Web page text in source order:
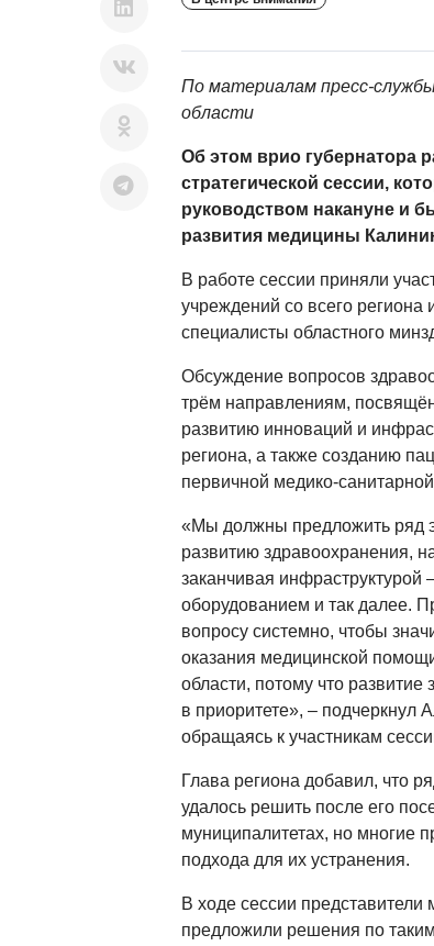
По материалам пресс-
области
Об этом врио губернатора
стратегической сессии,
руководством накануне и
развития медицины
В работе сессии приняли
учреждений со всего
специалисты областного
Обсуждение вопросов
трём направлениям,
развитию инноваций и
региона, а также созданию
первичной медико-
«Мы должны предложить ряд
развитию здравоохранения,
заканчивая инфраструктурой
оборудованием и так далее.
вопросу системно, чтобы
оказания медицинской
области, потому что развитие
в приоритете», – подчеркнул
обращаясь к участникам
Глава региона добавил, что
удалось решить после его
муниципалитетах, но многие
подхода для их устранения.
В ходе сессии представители
предложили решения по